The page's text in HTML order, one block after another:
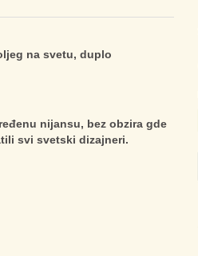
na svetu, duplo
nijansu, bez obzira gde
svi svetski dizajneri.